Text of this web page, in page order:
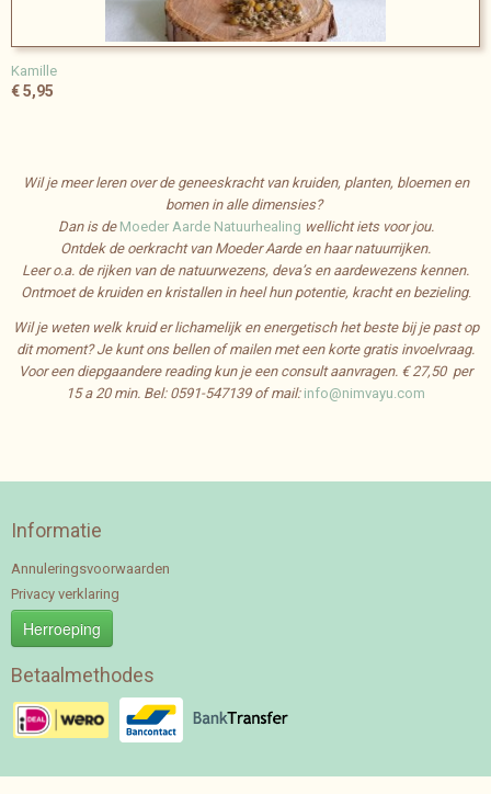
Kamille
€ 5,95
Wil je meer leren over de geneeskracht van kruiden, planten, bloemen en
bomen in alle dimensies?
Dan is de Moeder Aarde Natuurhealing wellicht iets voor jou.
Ontdek de oerkracht van Moeder Aarde en haar natuurrijken.
Leer o.a. de rijken van de natuurwezens, deva’s en aardewezens kennen.
Ontmoet de kruiden en kristallen in heel hun potentie, kracht en bezieling.
Wil je weten welk kruid er lichamelijk en energetisch het beste bij je past op
dit moment? Je kunt ons bellen of mailen met een korte gratis invoelvraag.
Voor een diepgaandere reading kun je een consult aanvragen. € 27,50 per
15 a 20 min. Bel: 0591-547139 of mail: info@nimvayu.com
Informatie
Annuleringsvoorwaarden
Privacy verklaring
Herroeping
Betaalmethodes